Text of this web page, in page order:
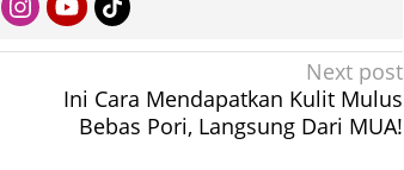
Next post
Ini Cara Mendapatkan Kulit Mulus
Bebas Pori, Langsung Dari MUA!